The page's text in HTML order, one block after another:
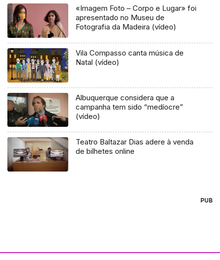
«Imagem Foto – Corpo e Lugar» foi
apresentado no Museu de
Fotografia da Madeira (vídeo)
Vila Compasso canta música de
Natal (vídeo)
Albuquerque considera que a
campanha tem sido “medíocre”
(vídeo)
Teatro Baltazar Dias adere à venda
de bilhetes online
PUB